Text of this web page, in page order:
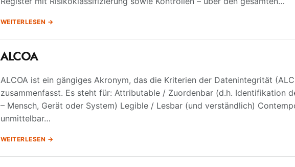
WEITERLESEN
ALCOA
ALCOA ist ein gängiges Akronym, das die Kriterien der Datenintegrität
zusammenfasst. Es steht für: Attributable / Zuordenbar (d.h. Identifikation
– Mensch, Gerät oder System) Legible / Lesbar (und verständlich)
unmittelbar…
WEITERLESEN